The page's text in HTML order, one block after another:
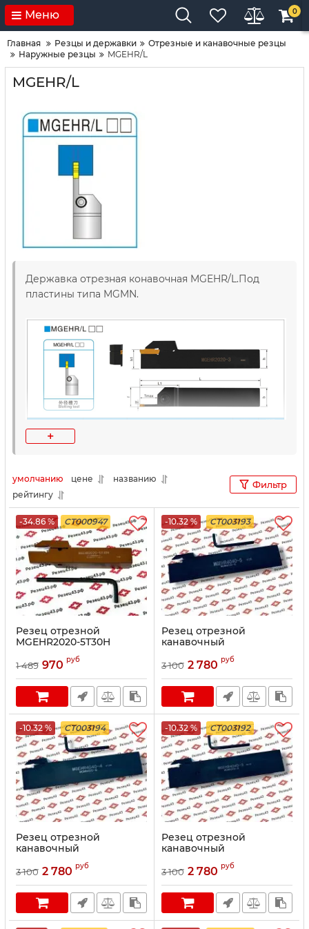
Меню 0
Главная Резцы и державки
Отрезные и канавочные резцы
Наружные резцы
MGEHR/L
MGEHR/L
Державка отрезная конавочная MGEHR/L.Под
пластины типа MGMN.
+
умолчанию цене
названию
рейтингу
Фильтр
-34.86 % CT000947
Резец отрезной
MGEHR2020-5T30H
1 489 970 руб
-10.32 % CT003193
Резец отрезной
канавочный
MGEHR4040-5
3 100 2 780 руб
-10.32 % CT003194
Резец отрезной
канавочный
MGEHR4040-4
3 100 2 780 руб
-10.32 % CT003192
Резец отрезной
канавочный
MGEHR4040-3
3 100 2 780 руб